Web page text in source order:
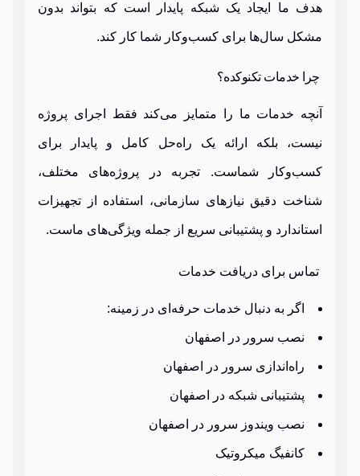
هدف ما ایجاد یک شبکه پایدار است که بتواند بدون
مشکل سال‌ها برای کسب‌وکار شما کار کند.
چرا خدمات تکنوکده؟
آنچه خدمات ما را متمایز می‌کند فقط اجرای پروژه
نیست، بلکه ارائه یک راه‌حل کامل و پایدار برای
کسب‌وکار شماست. تجربه در پروژه‌های مختلف،
شناخت دقیق نیازهای سازمانی، استفاده از تجهیزات
استاندارد و پشتیبانی سریع از جمله ویژگی‌های ماست.
تماس برای دریافت خدمات
اگر به دنبال خدمات حرفه‌ای در زمینه:
نصب سرور در اصفهان
راه‌اندازی سرور در اصفهان
پشتیبانی شبکه در اصفهان
نصب ویندوز سرور در اصفهان
کانفیگ میکروتیک